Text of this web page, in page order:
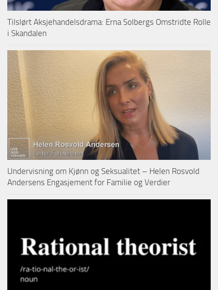
Tilslørt Aksjehandelsdrama: Erna Solbergs Omstridte Rolle
i Skandalen
Undervisning om Kjønn og Seksualitet – Helen Rosvold
Andersens Engasjement for Familie og Verdier